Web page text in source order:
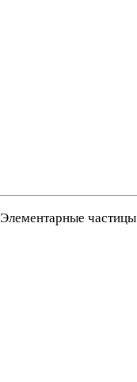
Элементарные частицы